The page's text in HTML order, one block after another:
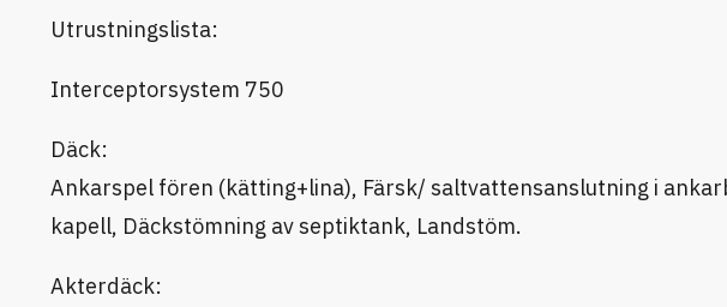
Utrustningslista:
Interceptorsystem 750
Däck:
Ankarspel fören (kätting+lina), Färsk/ saltvattensanslutning i
kapell, Däckstömning av septiktank, Landstöm.
Akterdäck: